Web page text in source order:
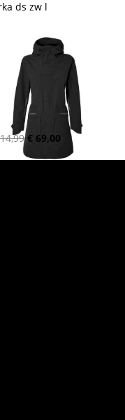
ds zw l
€ 69,00